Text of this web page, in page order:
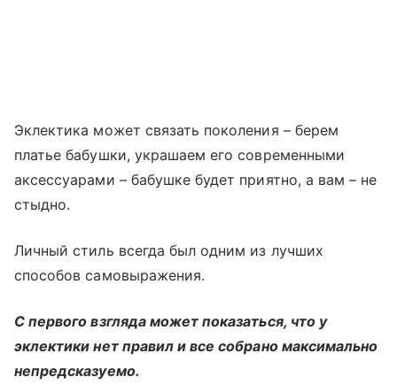
Эклектика может связать поколения – берем
платье бабушки, украшаем его современными
аксессуарами – бабушке будет приятно, а вам – не
стыдно.
Личный стиль всегда был одним из лучших
способов самовыражения.
С первого взгляда может показаться, что у
эклектики нет правил и все собрано максимально
непредсказуемо.